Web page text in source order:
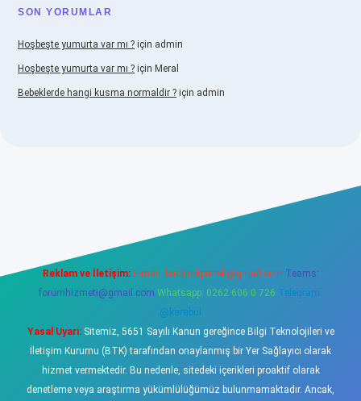
SON YORUMLAR
Hoşbeşte yumurta var mı ? için admin
Hoşbeşte yumurta var mı ? için Meral
Bebeklerde hangi kusma normaldir ? için admin
Reklam ve İletişim: E-mail: backlinkpaneli@gmail.com Teams:
forumhizmeti@gmail.com Whatsapp: 0262 606 0 726 Telegram:
@karabul
Yasal Uyarı:Sitemiz, 5651 Sayılı Kanun gereğince Bilgi Teknolojileri ve
İletişim Kurumu (BTK) tarafından onaylanmış bir Yer Sağlayıcı olarak
hizmet vermektedir. Bu nedenle, sitedeki içerikleri proaktif olarak
denetleme veya araştırma yükümlülüğümüz bulunmamaktadır. Ancak,